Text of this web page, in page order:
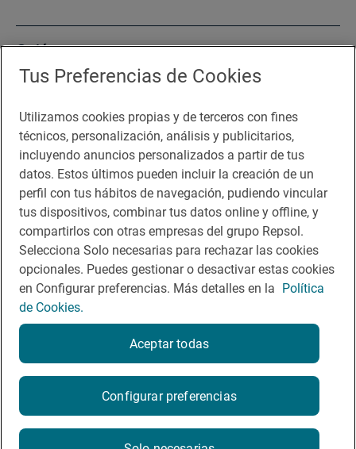
Quiénes somos
Sala de prensa
Te puede interesar
Aviso legal
Contacto
Normas participación en RRSS
Política de privacidad
Tus Preferencias de Cookies
Utilizamos cookies propias y de terceros con fines
técnicos, personalización, análisis y publicitarios,
incluyendo anuncios personalizados a partir de tus
datos. Estos últimos pueden incluir la creación de un
perfil con tus hábitos de navegación, pudiendo vincular
tus dispositivos, combinar tus datos online y offline, y
compartirlos con otras empresas del grupo Repsol.
Selecciona Solo necesarias para rechazar las cookies
opcionales. Puedes gestionar o desactivar estas cookies
en Configurar preferencias. Más detalles en la Política
de Cookies.
Configurar preferencias
Aceptar todas